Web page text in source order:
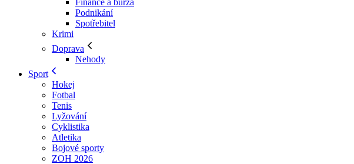
Finance a burza
Podnikání
Spotřebitel
Krimi
Doprava
Nehody
Sport
Hokej
Fotbal
Tenis
Lyžování
Cyklistika
Atletika
Bojové sporty
ZOH 2026